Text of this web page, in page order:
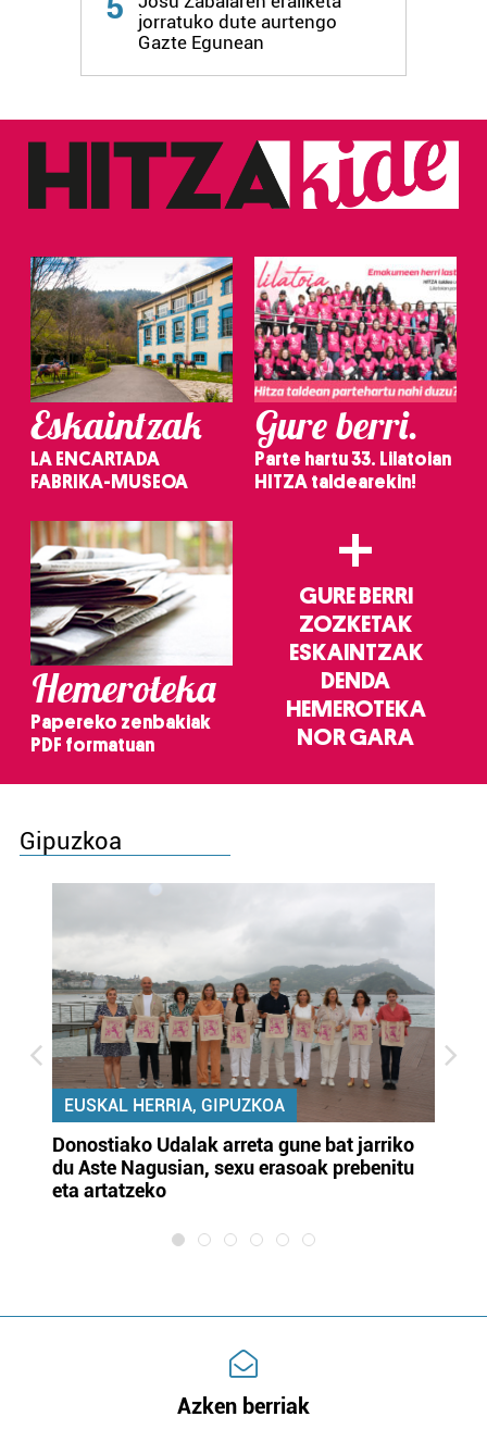
jorratuko dute aurtengo
Gazte Egunean
Eskaintzak
LA ENCARTADA
FABRIKA-MUSEOA
Gure berri.
Parte hartu 33. Lilatoian
HITZA taldearekin!
Hemeroteka
Papereko zenbakiak
PDF formatuan
+
GURE BERRI
ZOZKETAK
ESKAINTZAK
DENDA
HEMEROTEKA
NOR GARA
Gipuzkoa
EUSKAL HERRIA, GIPUZKOA
Donostiako Udalak arreta gune bat jarriko
du Aste Nagusian, sexu erasoak prebenitu
eta artatzeko
Azken berriak